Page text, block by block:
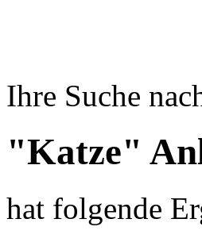
Ihre Suche
"Katze"
hat folgende